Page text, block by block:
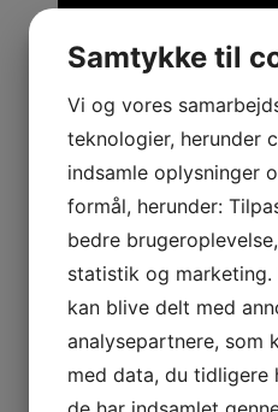
Samtykke til
Vi og vores
teknologier, herunder
indsamle oplysninger
formål, herunder:
bedre
statistik og marketing.
kan blive delt med
analysepartnere, som
med data, du tidligere